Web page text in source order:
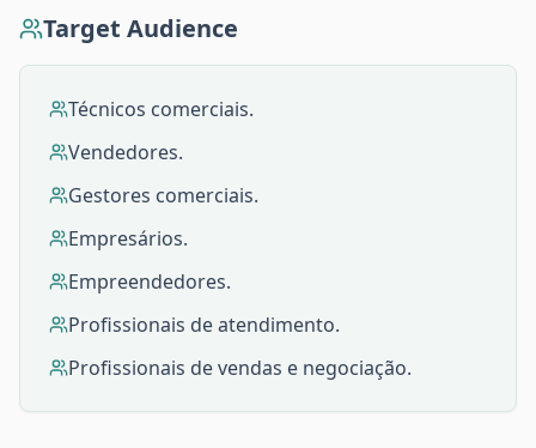
Target Audience
Técnicos comerciais.
Vendedores.
Gestores comerciais.
Empresários.
Empreendedores.
Profissionais de atendimento.
Profissionais de vendas e negociação.